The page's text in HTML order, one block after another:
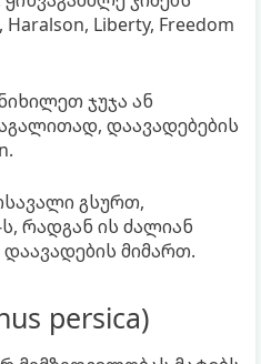
Liberty, Freedom
ჯუჯა ან
დაავადებების
გსურთ,
რადგან ის ძალიან
მიმართ.
persica)